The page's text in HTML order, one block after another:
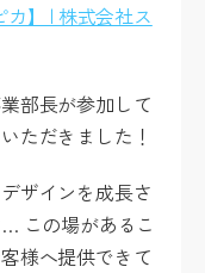
】 | 株式会社ス
部長が参加して
ただきました！
ザインを成長さ
この場があるこ
様へ提供できて